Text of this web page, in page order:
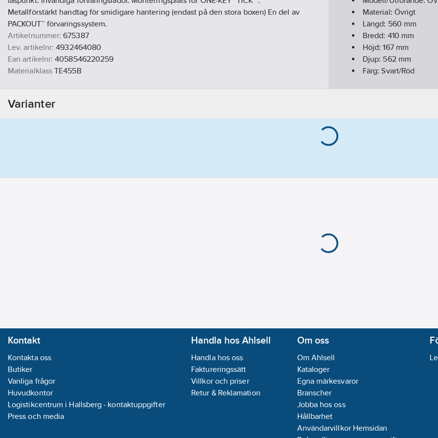
Metallförstärkt handtag för smidigare hantering (endast på den stora boxen) En del av
PACKOUT™ förvaringssystem.
Artikelnummer: 675387
Lev. artikelnr: 4932464080
Ean artikelnr: 4058546220259
Materialklass TE455B
Material: Övrigt
Längd: 560 mm
Bredd: 410 mm
Höjd:167mm
Djup: 562mm
Färg:Svart/Röd
Materialkvalitet:
Lös bricka/fack:Ja
Varianter
Kontakt
Kontakta oss
Butiker
Vanliga frågor
Huvudkontor
Logistikcentrum i Hallsberg - kontaktuppgifter
Press och media
Handla hos Ahlsell
Handla hos oss
Faktureringssätt
Villkor och priser
Retur & Reklamation
Om oss
Om Ahlsell
Kataloger
Egna märkesvaror
Branscher
Jobba hos oss
Hållbarhet
Användarvillkor Hemsidan